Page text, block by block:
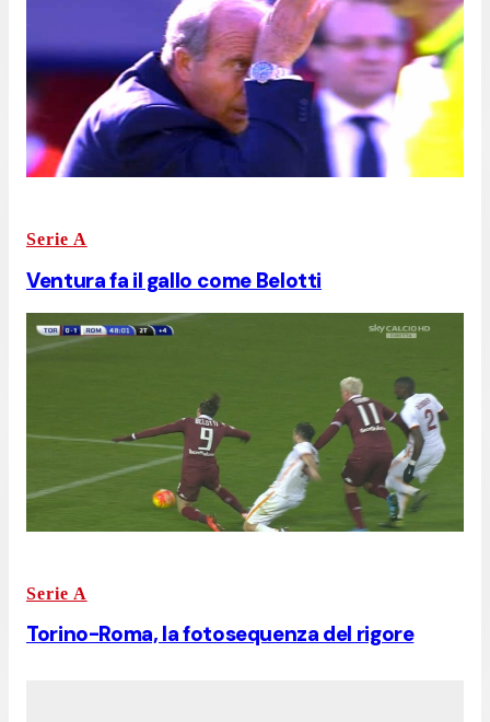
Serie A
Ventura fa il gallo come Belotti
Serie A
Torino-Roma, la fotosequenza del rigore